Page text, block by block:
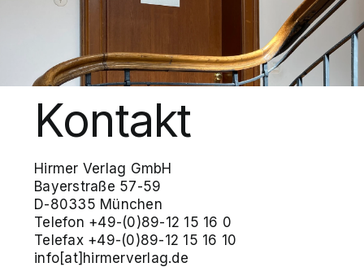
Kontakt
Hirmer Verlag GmbH
Bayerstraße 57-59
D-80335 München
Telefon +49-(0)89-12 15 16 0
Telefax +49-(0)89-12 15 16 10
info[at]hirmerverlag.de